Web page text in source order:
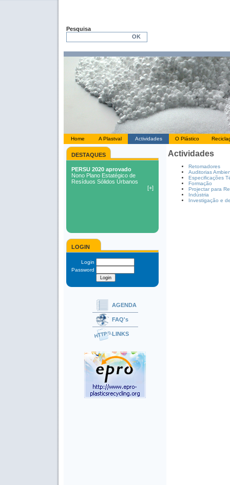
Pesquisa
Home A Plastval Actividades O Plástico
DESTAQUES
LOGIN
Login
Password
AGENDA
FAQ's
LINKS
Actividades
Retomadores
Auditorias
Especificações
Formação
Projectar para
Indústria
Investigação e